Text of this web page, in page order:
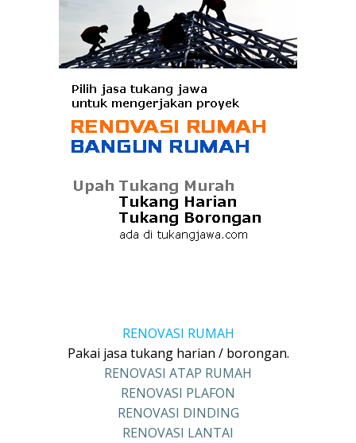
RENOVASI RUMAH
Pakai jasa tukang harian / borongan.
RENOVASI ATAP RUMAH
RENOVASI PLAFON
RENOVASI DINDING
RENOVASI LANTAI